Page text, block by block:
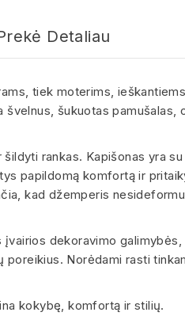
Detaliau
tiek moterims,
šukuotas
rankas. Kapišonas yra
papildomą komfortą ir
kad džemperis
dekoravimo
Norėdami rasti
kokybę, komfortą ir stilių.